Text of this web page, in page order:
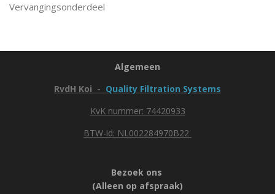
Vervangingsonderdeel
Algemeen
RvdH Koi - Quality Filtration Systems
KvK nummer: 74420933
BTW-id: NL002284970B22
Bezoek ons
(Alleen op afspraak)